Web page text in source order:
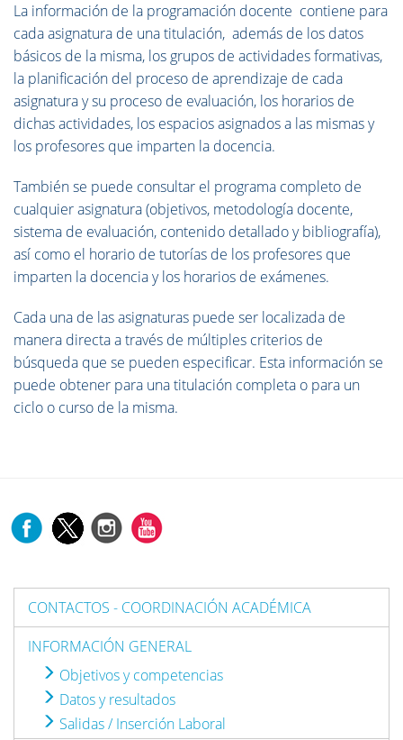
La información de la programación docente contiene para
cada asignatura de una titulación, además de los datos
básicos de la misma, los grupos de actividades formativas,
la planificación del proceso de aprendizaje de cada
asignatura y su proceso de evaluación, los horarios de
dichas actividades, los espacios asignados a las mismas y
los profesores que imparten la docencia.
También se puede consultar el programa completo de
cualquier asignatura (objetivos, metodología docente,
sistema de evaluación, contenido detallado y bibliografía),
así como el horario de tutorías de los profesores que
imparten la docencia y los horarios de exámenes.
Cada una de las asignaturas puede ser localizada de
manera directa a través de múltiples criterios de
búsqueda que se pueden especificar. Esta información se
puede obtener para una titulación completa o para un
ciclo o curso de la misma.
CONTACTOS - COORDINACIÓN ACADÉMICA
INFORMACIÓN GENERAL
Objetivos y competencias
Datos y resultados
Salidas / Inserción Laboral